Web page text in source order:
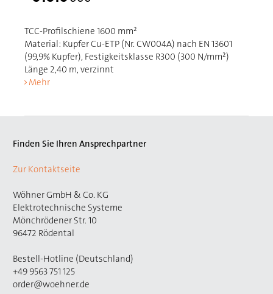
TCC-Profilschiene 1600 mm²
Material: Kupfer Cu-ETP (Nr. CW004A) nach EN 13601
(99,9% Kupfer), Festigkeitsklasse R300 (300 N/mm²)
Länge 2,40 m, verzinnt
Mehr
Finden Sie Ihren Ansprechpartner
Zur Kontaktseite
Wöhner GmbH & Co. KG
Elektrotechnische Systeme
Mönchrödener Str. 10
96472 Rödental
Bestell-Hotline (Deutschland)
+49 9563 751 125
order@woehner.de